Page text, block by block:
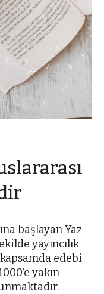
başlayan Yaz
yayıncılık
edebi
yakın